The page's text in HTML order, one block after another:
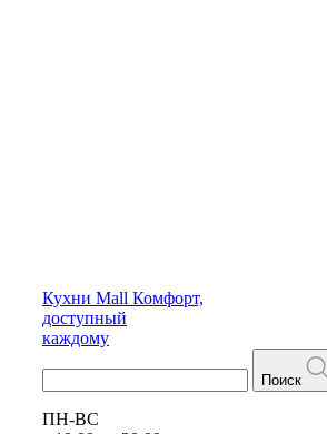
Кухни Mall Комфорт,
доступный
каждому
Поиск
ПН-ВС